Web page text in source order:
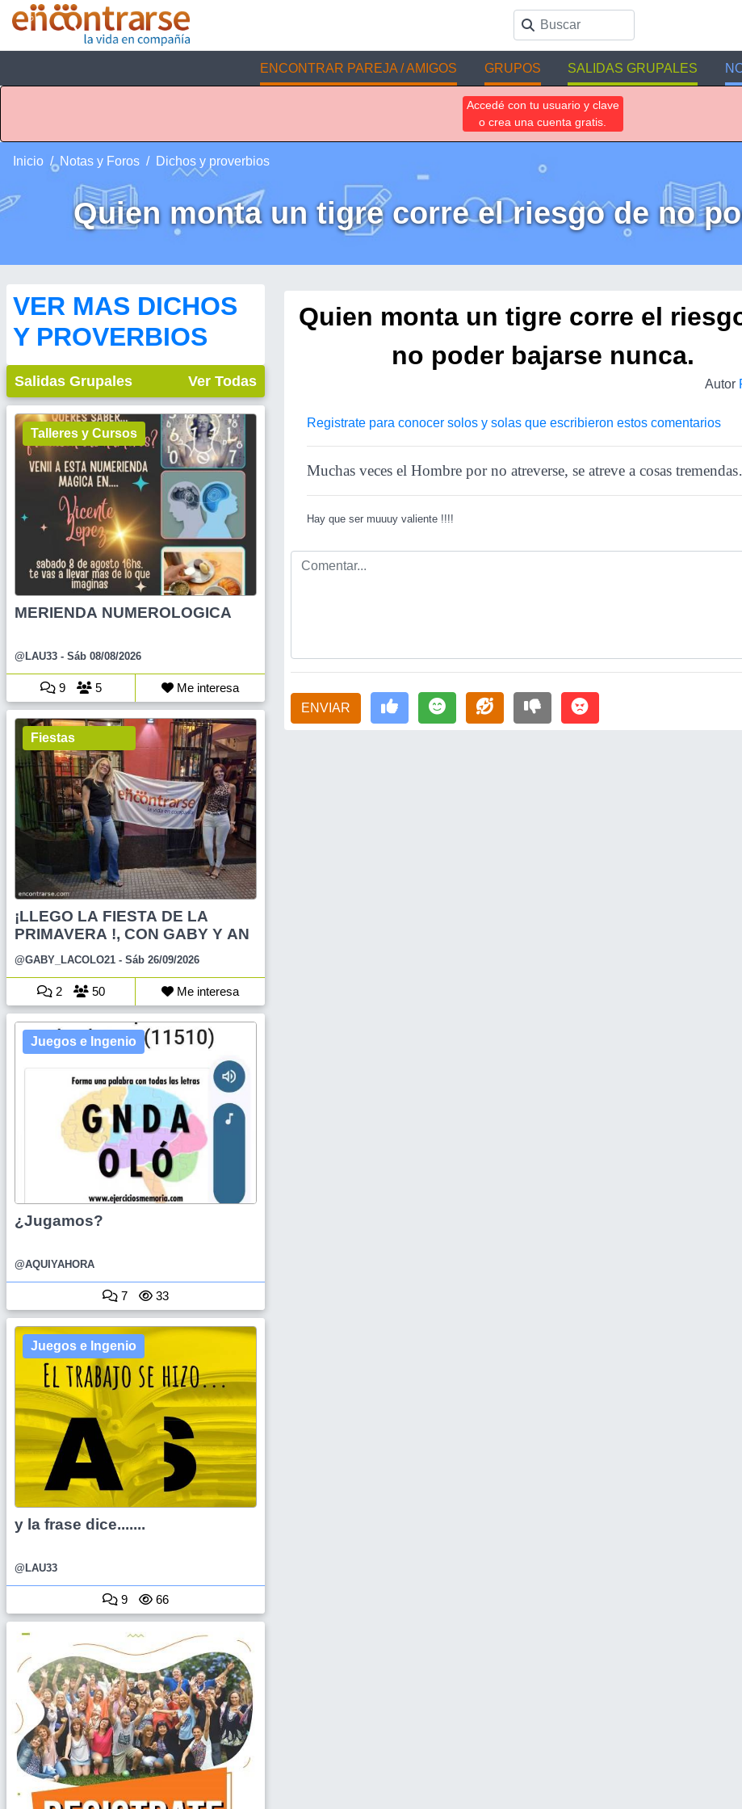
ENCONTRAR PAREJA / AMIGOS GRUPOS SALIDAS GRUPALES
Accedé con tu usuario y clave
o crea una cuenta gratis.
Inicio Notas y Foros Dichos y proverbios
Quien monta un tigre corre el riesgo de no
VER MAS DICHOS
Y PROVERBIOS
Salidas Grupales Ver Todas
Talleres y Cursos
MERIENDA NUMEROLOGICA
@LAU33 - Sáb 08/08/2026
9 5 Me interesa
Fiestas
¡LLEGO LA FIESTA DE LA
PRIMAVERA !, CON GABY Y AN
@GABY_LACOLO21 - Sáb 26/09/2026
2 50 Me interesa
Juegos e Ingenio
¿Jugamos?
@AQUIYAHORA
7 33
Juegos e Ingenio
y la frase dice.......
@LAU33
9 66
Quien monta un tigre corre el
no poder bajarse nunca.
Autor
Registrate para conocer solos y solas que escribieron estos comentarios
Muchas veces el Hombre por no atreverse, se atreve a cosas
Hay que ser muuuy valiente !!!!
ENVIAR